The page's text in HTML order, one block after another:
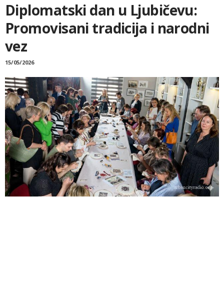
Diplomatski dan u Ljubičevu:
Promovisani tradicija i narodni
vez
15/05/2026